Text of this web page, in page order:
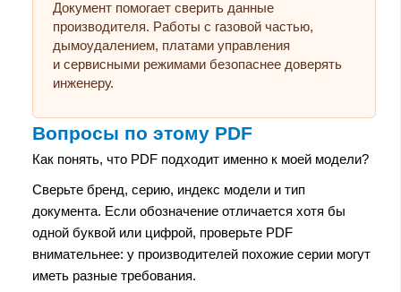
Документ помогает сверить данные
производителя. Работы с газовой частью,
дымоудалением, платами управления
и сервисными режимами безопаснее доверять
инженеру.
Вопросы по этому PDF
Как понять, что PDF подходит именно к моей модели?
Сверьте бренд, серию, индекс модели и тип
документа. Если обозначение отличается хотя бы
одной буквой или цифрой, проверьте PDF
внимательнее: у производителей похожие серии могут
иметь разные требования.